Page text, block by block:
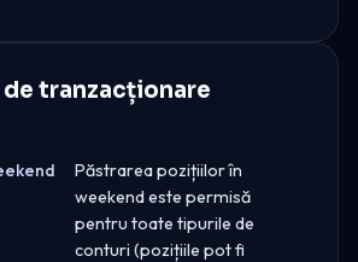
tranzacționare
Păstrarea pozițiilor în
weekend este permisă
pentru toate tipurile de
conturi (pozițiile pot fi